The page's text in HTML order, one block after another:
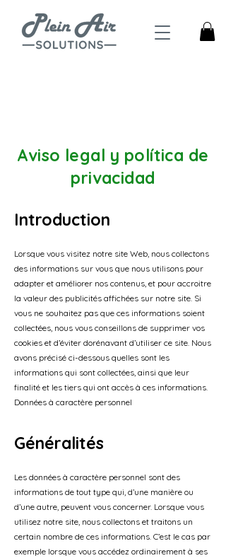
Aviso legal y política de
privacidad
Introduction
Lorsque vous visitez notre site Web, nous collectons
des informations sur vous que nous utilisons pour
adapter et améliorer nos contenus, et pour accroitre
la valeur des publicités affichées sur notre site. Si
vous ne souhaitez pas que ces informations soient
collectées, nous vous conseillons de supprimer vos
cookies et d’éviter dorénavant d’utiliser ce site. Nous
avons précisé ci-dessous quelles sont les
informations qui sont collectées, ainsi que leur
finalité et les tiers qui ont accès à ces informations.
Données à caractère personnel
Généralités
Les données à caractère personnel sont des
informations de tout type qui, d’une manière ou
d’une autre, peuvent vous concerner. Lorsque vous
utilisez notre site, nous collectons et traitons un
certain nombre de ces informations. C’est le cas par
exemple lorsque vous accédez ordinairement à ses